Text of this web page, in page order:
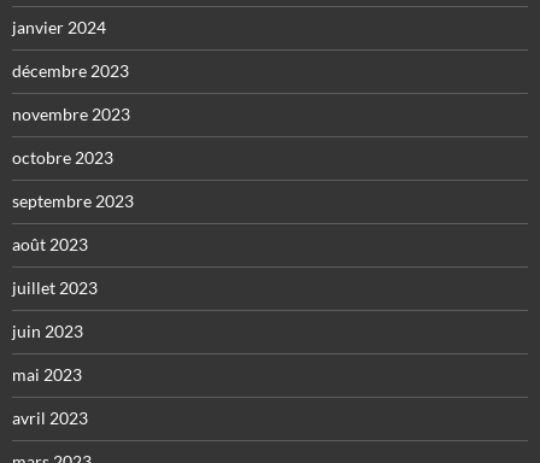
janvier 2024
décembre 2023
novembre 2023
octobre 2023
septembre 2023
août 2023
juillet 2023
juin 2023
mai 2023
avril 2023